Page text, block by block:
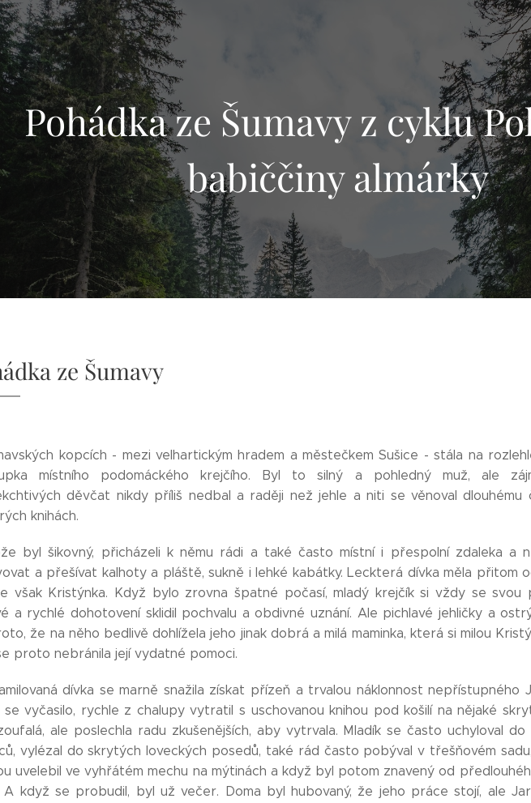
Pohádka ze Šumavy z cyklu
babiččiny almárky
ze Šumavy
kopcích - mezi velhartickým hradem a městečkem Sušice - stála na
místního podomáckého krejčího. Byl to silný a pohledný muž, ale
děvčat nikdy příliš nedbal a raději než jehle a niti se věnoval
knihách.
byl šikovný, přicházeli k němu rádi a také často místní i přespolní zdaleka a
a přešívat kalhoty a pláště, sukně i lehké kabátky. Leckterá dívka měla přitom
však Kristýnka. Když bylo zrovna špatné počasí, mladý krejčík si vždy se svou
a rychlé dohotovení sklidil pochvalu a obdivné uznání. Ale pichlavé jehličky a
že na něho bedlivě dohlížela jeho jinak dobrá a milá maminka, která si milou
proto nebránila její vydatné pomoci.
dívka se marně snažila získat přízeň a trvalou náklonnost nepřístupného
se vyčasilo, rychle z chalupy vytratil s uschovanou knihou pod košilí na nějaké
ale poslechla radu zkušenějších, aby vytrvala. Mladík se často uchyloval do
vylézal do skrytých loveckých posedů, také rád často pobýval v třešňovém
uvelebil ve vyhřátém mechu na mýtinách a když byl potom znavený od
A když se probudil, byl už večer. Doma byl hubovaný, že jeho práce stojí, ale